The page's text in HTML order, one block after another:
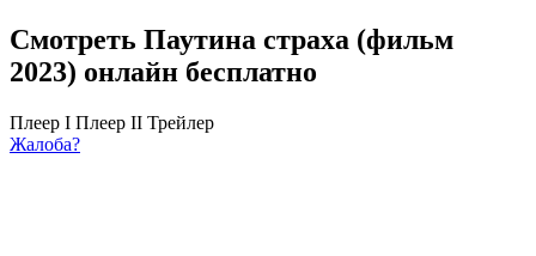
Смотреть Паутина страха (фильм
2023) онлайн бесплатно
Плеер I Плеер II Трейлер
Жалоба?